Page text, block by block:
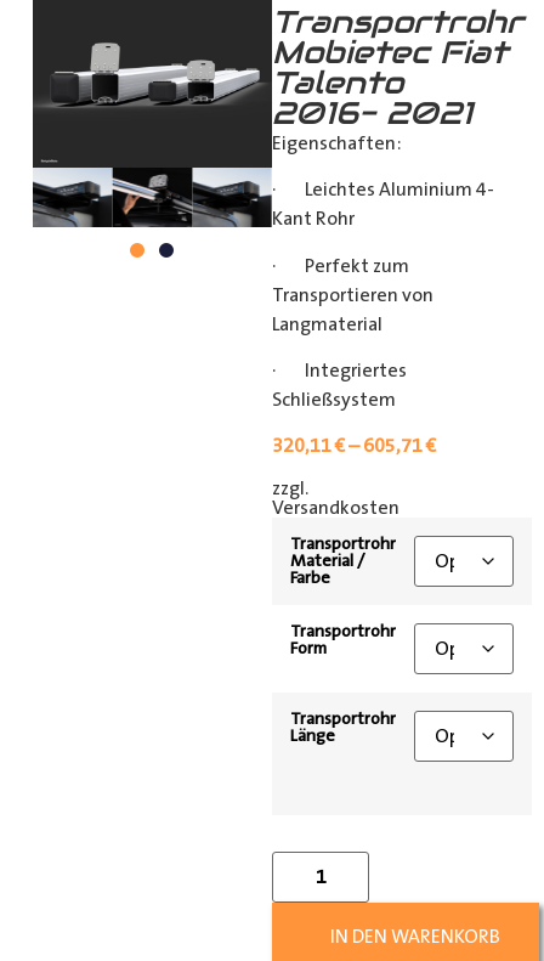
Transportrohr
Mobietec Fiat
Talento
2016- 2021
Eigenschaften:
· Leichtes Aluminium 4-
Kant Rohr
· Perfekt zum
Transportieren von
Langmaterial
· Integriertes
Schließsystem
320,11€–605,71€
zzgl.
Versandkosten
Transportrohr
Material /
Farbe
Transportrohr
Form
Transportrohr
Länge
IN DEN WARENKORB